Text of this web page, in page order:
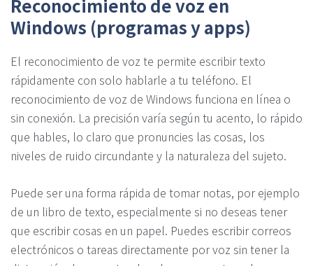
Reconocimiento de voz en
Windows (programas y apps)
El reconocimiento de voz te permite escribir texto
rápidamente con solo hablarle a tu teléfono. El
reconocimiento de voz de Windows funciona en línea o
sin conexión. La precisión varía según tu acento, lo rápido
que hables, lo claro que pronuncies las cosas, los
niveles de ruido circundante y la naturaleza del sujeto.
Puede ser una forma rápida de tomar notas, por ejemplo
de un libro de texto, especialmente si no deseas tener
que escribir cosas en un papel. Puedes escribir correos
electrónicos o tareas directamente por voz sin tener la